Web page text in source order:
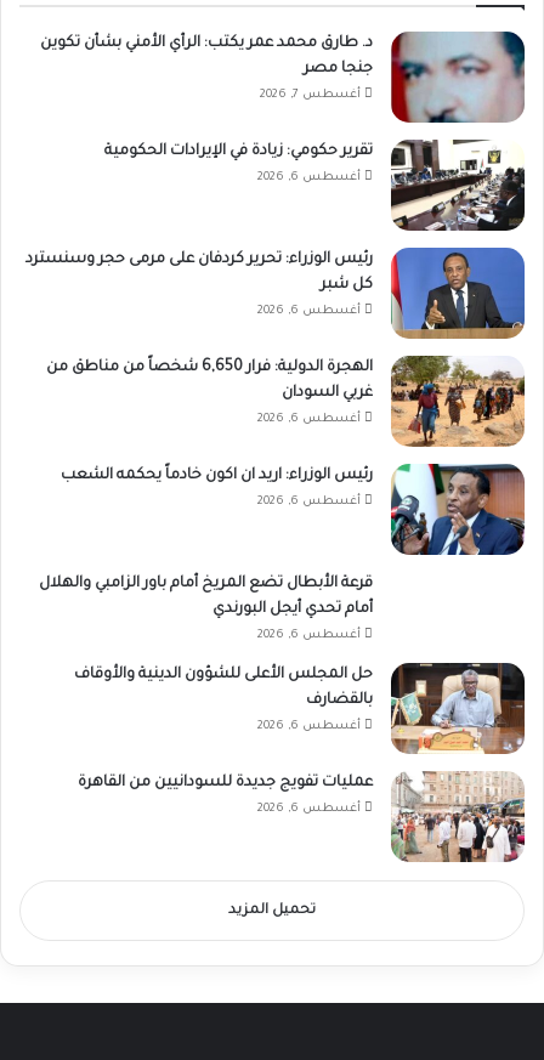
د. طارق محمد عمر يكتب: الرأي الأمني بشأن تكوين
جنجا مصر
أغسطس 7, 2026
تقرير حكومي: زيادة في الإيرادات الحكومية
أغسطس 6, 2026
رئيس الوزراء: تحرير كردفان على مرمى حجر وسنسترد
كل شبر
أغسطس 6, 2026
الهجرة الدولية: فرار 6,650 شخصاً من مناطق من
غربي السودان
أغسطس 6, 2026
رئيس الوزراء: اريد ان اكون خادماً يحكمه الشعب
أغسطس 6, 2026
قرعة الأبطال تضع المريخ أمام باور الزامبي والهلال
أمام تحدي أيجل البورندي
أغسطس 6, 2026
حل المجلس الأعلى للشؤون الدينية والأوقاف
بالقضارف
أغسطس 6, 2026
عمليات تفويج جديدة للسودانيين من القاهرة
أغسطس 6, 2026
تحميل المزيد